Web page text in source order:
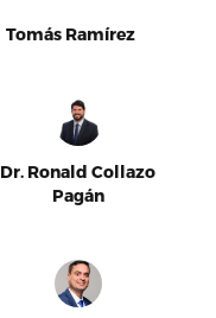
Tomás Ramírez
Dr. Ronald Collazo
Pagán